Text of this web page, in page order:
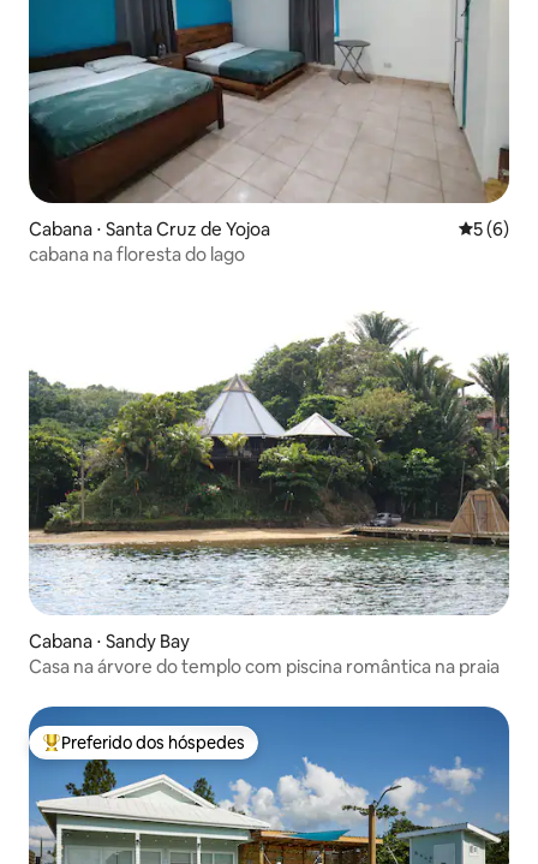
Cabana ⋅ Santa Cruz de Yojoa 5 de
5 (6)
cabana na floresta do lago
Cabana ⋅ Sandy Bay
Casa na árvore do templo com piscina romântica na praia
Entre os melhores preferidos dos hóspedes
Preferido dos hóspedes